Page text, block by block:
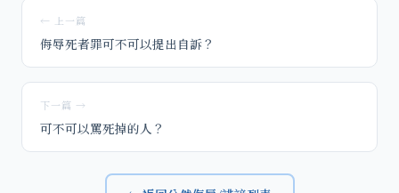
← 上一篇
侮辱死者罪可不可以提出自訴？
下一篇 →
可不可以罵死掉的人？